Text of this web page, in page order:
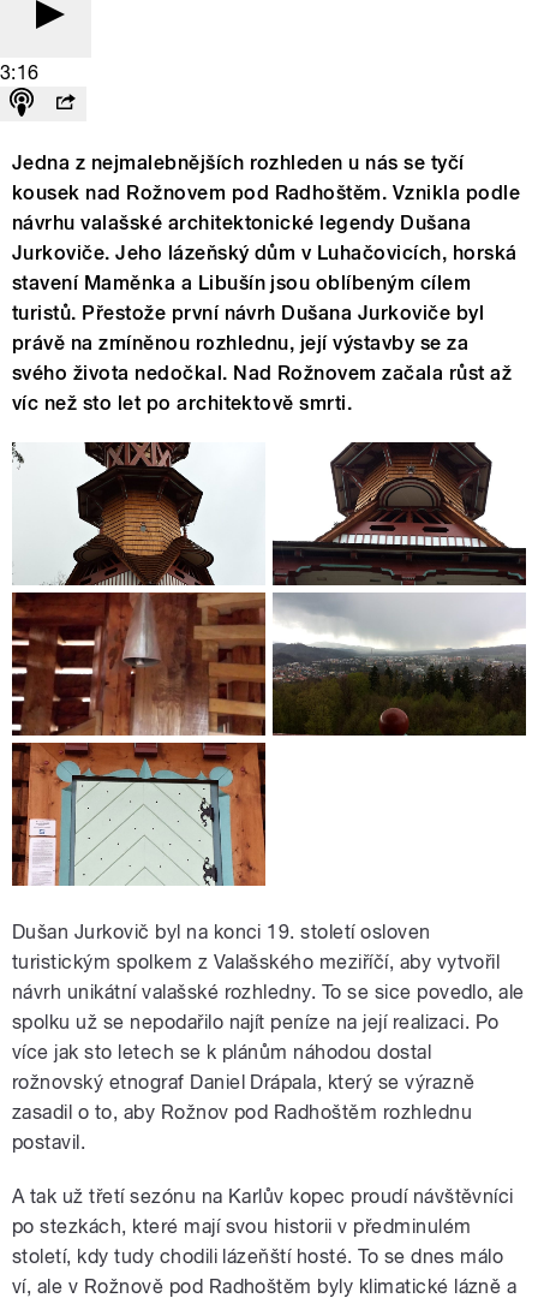
3:16
Jedna z nejmalebnějších rozhleden u nás se tyčí
kousek nad Rožnovem pod Radhoštěm. Vznikla podle
návrhu valašské architektonické legendy Dušana
Jurkoviče. Jeho lázeňský dům v Luhačovicích, horská
stavení Maměnka a Libušín jsou oblíbeným cílem
turistů. Přestože první návrh Dušana Jurkoviče byl
právě na zmíněnou rozhlednu, její výstavby se za
svého života nedočkal. Nad Rožnovem začala růst až
víc než sto let po architektově smrti.
Dušan Jurkovič byl na konci 19. století osloven
turistickým spolkem z Valašského meziříčí, aby vytvořil
návrh unikátní valašské rozhledny. To se sice povedlo, ale
spolku už se nepodařilo najít peníze na její realizaci. Po
více jak sto letech se k plánům náhodou dostal
rožnovský etnograf Daniel Drápala, který se výrazně
zasadil o to, aby Rožnov pod Radhoštěm rozhlednu
postavil.
A tak už třetí sezónu na Karlův kopec proudí návštěvníci
po stezkách, které mají svou historii v předminulém
století, kdy tudy chodili lázeňští hosté. To se dnes málo
ví, ale v Rožnově pod Radhoštěm byly klimatické lázně a